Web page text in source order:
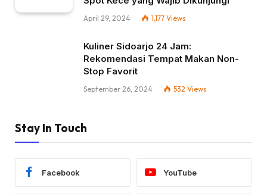
April 29, 2024 1,177 Views
Kuliner Sidoarjo 24 Jam:
Rekomendasi Tempat Makan Non-
Stop Favorit
September 26, 2024 532 Views
Stay In Touch
Facebook YouTube